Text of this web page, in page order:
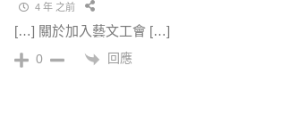
4 年 之前
[…] 關於加入藝文工會 […]
0 回應